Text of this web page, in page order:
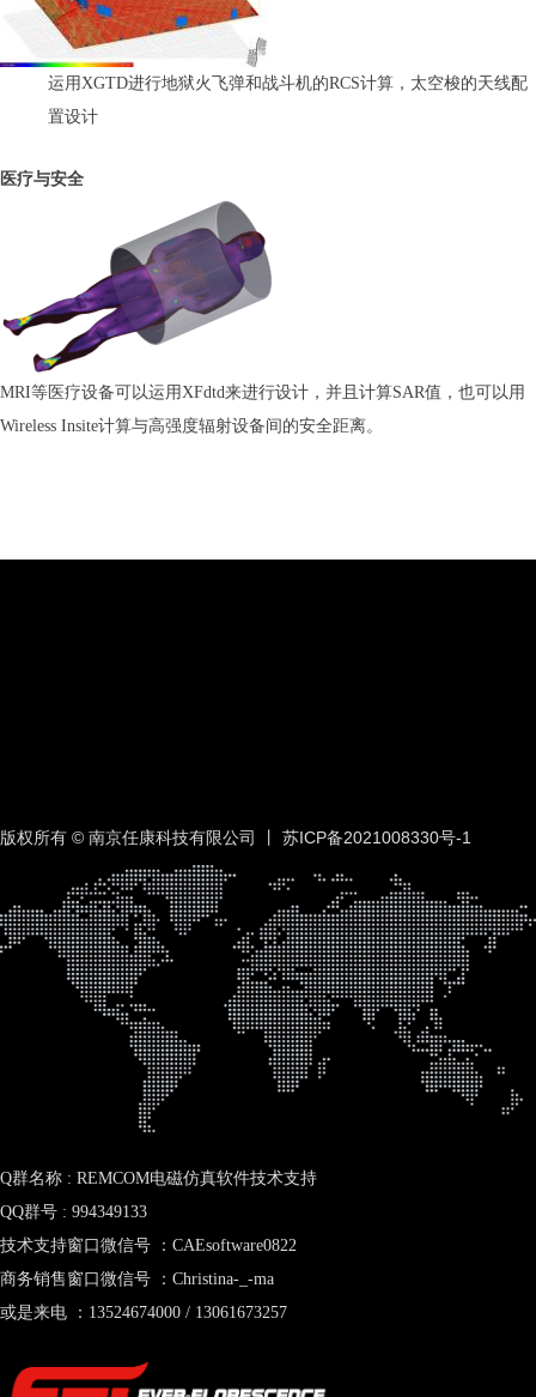
运用XGTD进行地狱火飞弹和战斗机的RCS计算，太空梭的天线配
置设计
医疗与安全
MRI等医疗设备可以运用XFdtd来进行设计，并且计算SAR值，也可以用
Wireless Insite计算与高强度辐射设备间的安全距离。
版权所有 © 南京任康科技有限公司 丨 苏ICP备2021008330号-1
Q群名称 : REMCOM电磁仿真软件技术支持
QQ群号 : 994349133
技术支持窗口微信号 ：CAEsoftware0822
商务销售窗口微信号 ：Christina-_-ma
或是来电 ：13524674000 / 13061673257